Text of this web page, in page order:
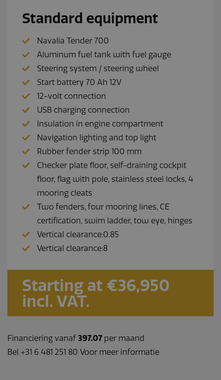
Standard equipment
Navalia Tender 700
Aluminum fuel tank with fuel gauge
Steering system / steering wheel
Start battery 70 Ah 12V
12-volt connection
USB charging connection
Insulation in engine compartment
Navigation lighting and top light
Rubber fender strip 100 mm
Checker plate floor, self-draining cockpit
floor, flag with pole, stainless steel locks, 4
mooring cleats
Two fenders, four mooring lines, CE
certification, swim ladder, tow eye, hinges
Vertical clearance:0.85
Vertical clearance:8
Starting at €36,950
incl. VAT.
Financiering vanaf 397.07 per maand
Bel +31 6 481 251 80 Voor meer informatie